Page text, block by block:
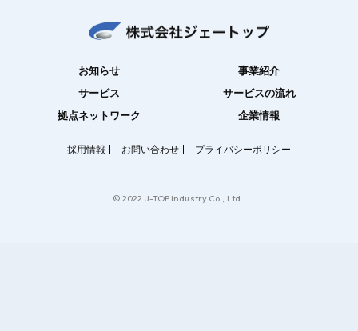
お知らせ
事業紹介
サービス
サービスの流れ
拠点ネットワーク
企業情報
採用情報 お問い合わせ プライバシーポリシー
© 2022 J-TOP Industry Co., Ltd..